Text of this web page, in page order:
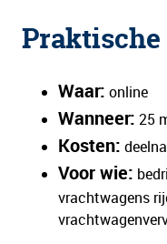
Waar: online
Wanneer: 25
Kosten:
Voor wie:
vrachtwagens